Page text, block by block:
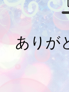
ありが